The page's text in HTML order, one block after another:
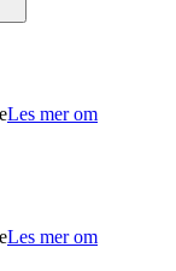
Les mer om
Les mer om